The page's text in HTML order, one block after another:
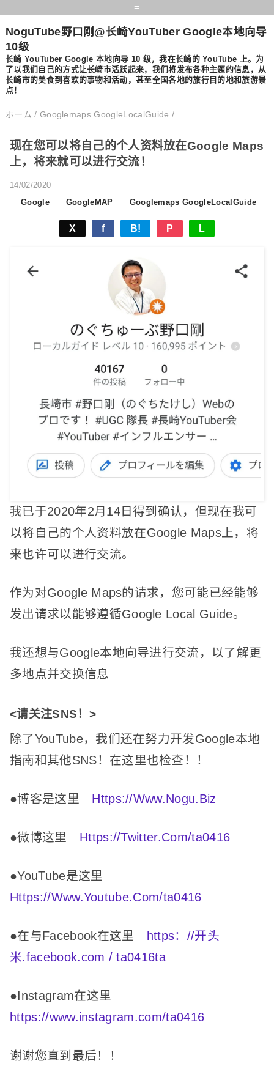
=
NoguTube野口刚@长崎YouTuber Google本地向导
10级
长崎 YouTuber Google 本地向导 10 级，我在长崎的 YouTube 上。为
了以我们自己的方式让长崎市活跃起来，我们将发布各种主题的信息，从
长崎市的美食到喜欢的事物和活动，甚至全国各地的旅行目的地和旅游景
点！
ホーム / Googlemaps GoogleLocalGuide /
现在您可以将自己的个人资料放在Google Maps
上，将来就可以进行交流！
14/02/2020
Google
GoogleMAP Googlemaps GoogleLocalGuide
X f B! P L
我已于2020年2月14日得到确认，但现在我可
以将自己的个人资料放在Google Maps上，将
来也许可以进行交流。
作为对Google Maps的请求，您可能已经能够
发出请求以能够遵循Google Local Guide。
我还想与Google本地向导进行交流，以了解更
多地点并交换信息
<请关注SNS！ >
除了YouTube，我们还在努力开发Google本地
指南和其他SNS！ 在这里也检查！ ！
●博客是这里 Https://Www.Nogu.Biz
●微博这里 Https://Twitter.Com/ta0416
●YouTube是这里
Https://Www.Youtube.Com/ta0416
●在与Facebook在这里 https：//开头
米.facebook.com / ta0416ta
●Instagram在这里
https://www.instagram.com/ta0416
谢谢您直到最后！ ！